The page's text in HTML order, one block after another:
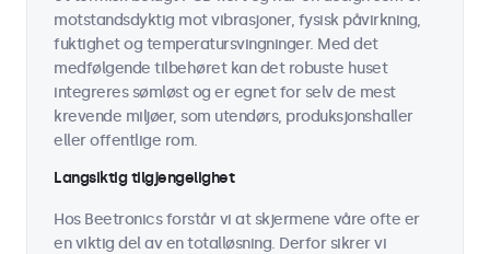
motstandsdyktig mot vibrasjoner, fysisk påvirkning,
fuktighet og temperatursvingninger. Med det
medfølgende tilbehøret kan det robuste huset
integreres sømløst og er egnet for selv de mest
krevende miljøer, som utendørs, produksjonshaller
eller offentlige rom.
Langsiktig tilgjengelighet
Hos Beetronics forstår vi at skjermene våre ofte er
en viktig del av en totalløsning. Derfor sikrer vi